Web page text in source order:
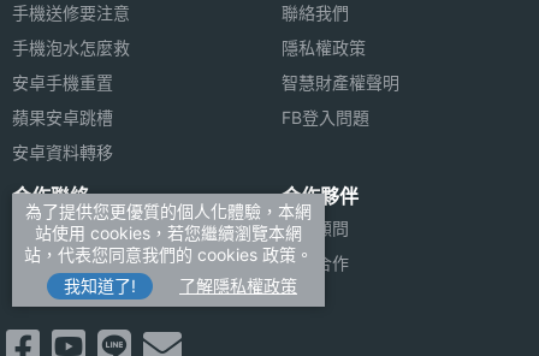
手機送修要注意
手機泡水怎麼救
安卓手機重置
蘋果安卓跳槽
安卓資料轉移
聯絡我們
隱私權政策
智慧財產權聲明
FB登入問題
合作聯絡
廣告刊登
加入商店報價
新聞聯絡
合作夥伴
法律顧問
媒體合作
為了提供您更優質的個人化體驗，本網
站使用 cookies，若您繼續瀏覽本網
站，代表您同意我們的 cookies 政策。
我知道了!
了解隱私權政策